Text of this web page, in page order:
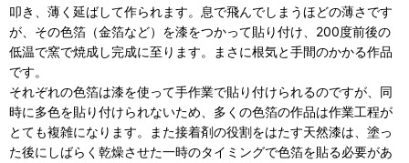
叩き、薄く延ばして作られます。息で飛んでしまうほどの薄さです
が、その色箔（金箔など）を漆をつかって貼り付け、200度前後の
低温で窯で焼成し完成に至ります。まさに根気と手間のかかる作品
です。
それぞれの色箔は漆を使って手作業で貼り付けられるのですが、同
時に多色を貼り付けられないため、多くの色箔の作品は作業工程が
とても複雑になります。また接着剤の役割をはたす天然漆は、塗っ
た後にしばらく乾燥させた一時のタイミングで色箔を貼る必要があ